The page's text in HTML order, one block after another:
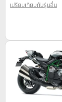
เปรียบเทียบกับรุ่นอื่น